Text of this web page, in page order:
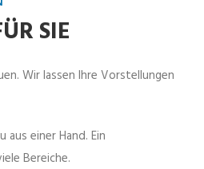
SIE
Wir lassen Ihre Vorstellungen
aus einer Hand. Ein
Bereiche.